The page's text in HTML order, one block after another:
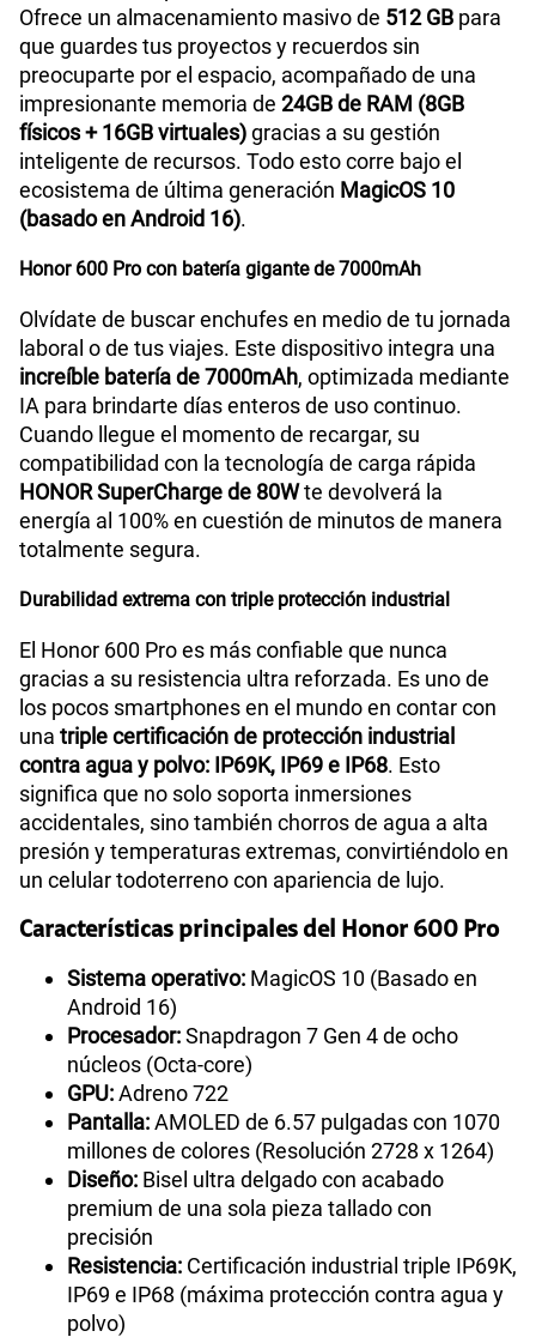
Ofrece un almacenamiento masivo de 512 GB para
que guardes tus proyectos y recuerdos sin
preocuparte por el espacio, acompañado de una
impresionante memoria de 24GB de RAM (8GB
físicos + 16GB virtuales)gracias a su gestión
inteligente de recursos. Todo esto corre bajo el
ecosistema de última generación MagicOS 10
(basado en Android 16).
Honor 600 Pro con batería gigante de 7000mAh
Olvídate de buscar enchufes en medio de tu jornada
laboral o de tus viajes. Este dispositivo integra una
increíble batería de 7000mAh, optimizada mediante
IA para brindarte días enteros de uso continuo.
Cuando llegue el momento de recargar, su
compatibilidad con la tecnología de carga rápida
HONOR SuperCharge de 80Wte devolverá la
energía al 100% en cuestión de minutos de manera
totalmente segura.
Durabilidad extrema con triple protección industrial
El Honor 600 Pro es más confiable que nunca
gracias a su resistencia ultra reforzada. Es uno de
los pocos smartphones en el mundo en contar con
una triple certificación de protección industrial
contra agua y polvo: IP69K, IP69 e IP68. Esto
significa que no solo soporta inmersiones
accidentales, sino también chorros de agua a alta
presión y temperaturas extremas, convirtiéndolo en
un celular todoterreno con apariencia de lujo.
Características principales del Honor 600 Pro
Sistema operativo: MagicOS 10 (Basado en
Android 16)
Procesador:Snapdragon 7 Gen 4 de ocho
núcleos (Octa-core)
GPU:Adreno 722
Pantalla:AMOLED de 6.57 pulgadas con 1070
millones de colores (Resolución 2728 x 1264)
Diseño: Bisel ultra delgado con acabado
premium de una sola pieza tallado con
precisión
Resistencia: Certificación industrial triple IP69K,
IP69 e IP68 (máxima protección contra agua y
polvo)